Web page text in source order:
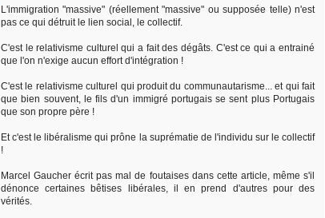
L'immigration "massive" (réellement "massive" ou supposée telle) n'est
pas ce qui détruit le lien social, le collectif.
C'est le relativisme culturel qui a fait des dégâts. C'est ce qui a entrainé
que l'on n'exige aucun effort d'intégration !
C'est le relativisme culturel qui produit du communautarisme... et qui fait
que bien souvent, le fils d'un immigré portugais se sent plus Portugais
que son propre père !
Et c'est le libéralisme qui prône la suprématie de l'individu sur le collectif
!
Marcel Gaucher écrit pas mal de foutaises dans cette article, même s'il
dénonce certaines bêtises libérales, il en prend d'autres pour des
vérités.